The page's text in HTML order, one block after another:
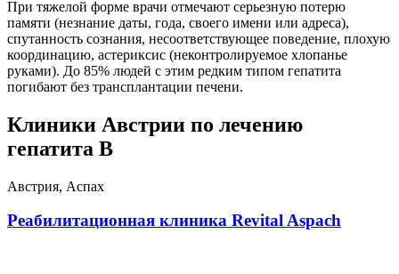
При тяжелой форме врачи отмечают серьезную потерю
памяти (незнание даты, года, своего имени или адреса),
спутанность сознания, несоответствующее поведение, плохую
координацию, астериксис (неконтролируемое хлопанье
руками). До 85% людей с этим редким типом гепатита
погибают без трансплантации печени.
Клиники Австрии по лечению
гепатита B
Австрия, Аспах
Реабилитационная клиника Revital Aspach